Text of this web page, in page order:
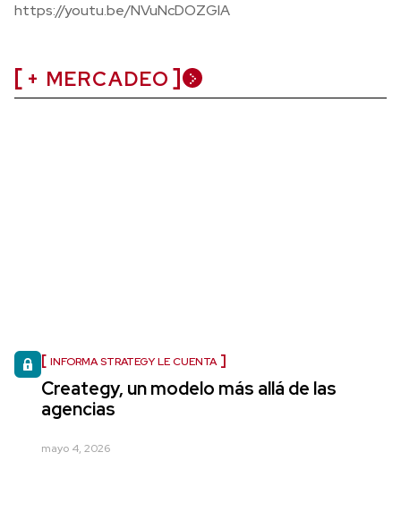
https://youtu.be/NVuNcDOZGlA
+ MERCADEO
INFORMA STRATEGY LE CUENTA
Creategy, un modelo más allá de las
agencias
mayo 4, 2026